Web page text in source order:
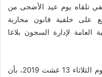
تلقاه يوم عيد الأضحى من
على خلفية قانون محاربة
العامة لإدارة السجون بلاغا
وأكد باغ مندوبية السجون الصادر اليوم الثلاثاء 13 غشت 2019، بأن